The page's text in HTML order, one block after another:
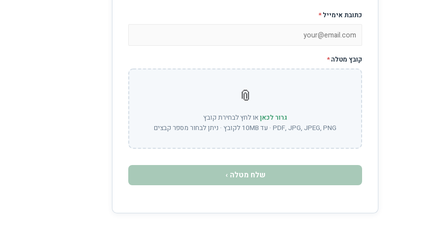
כתובת אימייל*
קובץ מטלה*
📎
גרור לכאןאו לחץ לבחירת קובץ
PDF, JPG, JPEG, PNG · עד 10MB לקובץ · ניתן לבחור מספר קבצים
שלח מטלה ›